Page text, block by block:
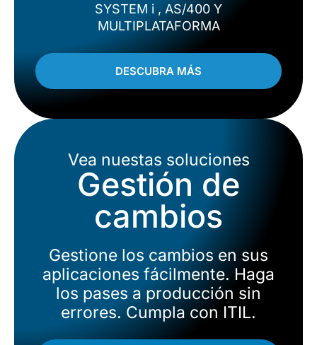
SYSTEM i , AS/400 Y
MULTIPLATAFORMA
DESCUBRA MÁS
Vea nuestas soluciones
Gestión de
cambios
Gestione los cambios en sus
aplicaciones fácilmente. Haga
los pases a producción sin
errores. Cumpla con ITIL.